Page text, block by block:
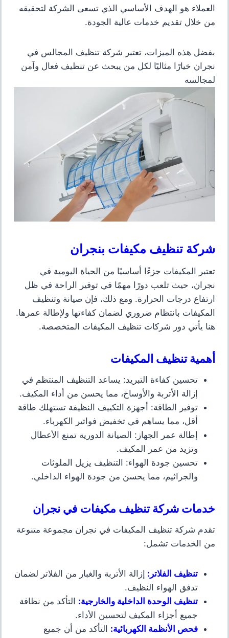
العملاء هو الهدف الأساسي الذي تسعى الشركة لتحقيقه
من خلال تقديم خدمات عالية الجودة.
بفضل هذه الميزات، تعتبر شركة تنظيف المجالس في
نجران خيارًا مثاليًا لكل من يبحث عن تنظيف فعال وآمن
لمجالسه
شركة تنظيف مكيفات بنجران
تعتبر المكيفات جزءًا أساسيًا من الحياة اليومية في
نجران، حيث تلعب دورًا مهمًا في توفير الراحة في ظل
ارتفاع درجات الحرارة. ومع ذلك، فإن صيانة وتنظيف
المكيفات بانتظام ضروري لضمان كفاءتها ولإطالة عمرها.
هنا يأتي دور شركات تنظيف المكيفات المتخصصة.
أهمية تنظيف المكيفات
تحسين كفاءة التبريد: يساعد التنظيف المنتظم في
إزالة الأتربة والأوساخ، مما يحسن من أداء المكيف.
توفير الطاقة: أجهزة التكييف النظيفة تستهلك طاقة
أقل، مما يساهم في تخفيض فواتير الكهرباء.
إطالة عمر الجهاز : الصيانة الدورية تمنع الأعطال
وتزيد من عمر المكيف.
تحسين جودة الهواء: التنظيف يزيل الملوثات
والجراثيم، مما يحسن من جودة الهواء الداخلي.
خدمات شركة تنظيف مكيفات في نجران
تقدم شركة تنظيف المكيفات في نجران مجموعة متنوعة
من الخدمات تشمل:
تنظيف الفلاتر : إزالة الأتربة والغبار من الفلاتر لضمان
تدفق الهواء النظيف.
تنظيف الوحدة الداخلية والخارجية: التأكد من نظافة
جميع أجزاء المكيف لتحسين الأداء.
فحص الأنظمة الكهربائية: التأكد من أن جميع